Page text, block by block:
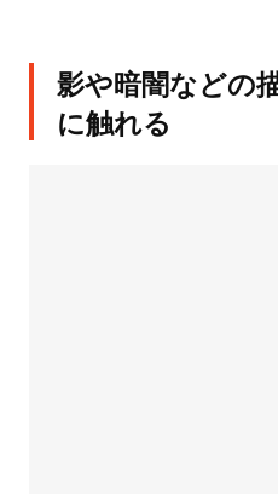
影や暗闇などの
に触れる